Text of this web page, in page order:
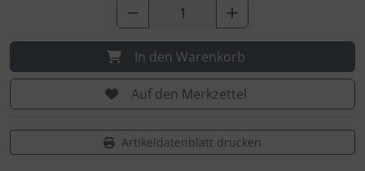
In den Warenkorb
Auf den Merkzettel
Artikeldatenblatt drucken
Schutztaschen Interieur
Tapes und Tuning
Warn- und Schutzfolien